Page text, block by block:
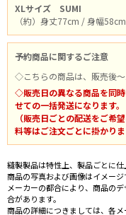
XLサイズ
SUMI
（約）身丈77cm / 身幅
予約商品に関するご注意
◇こちらの商品は、販売後～
◇販売日の異なる商品を同
せての一括発送になります。
（販売日ごとの配送をご希
料等はご注文ごとに掛かり
縫製製品は特性上、製品ごとに
商品の写真および画像はイメージ
メーカーの都合により、商品の
合があります。
商品の詳細につきましては、各メ